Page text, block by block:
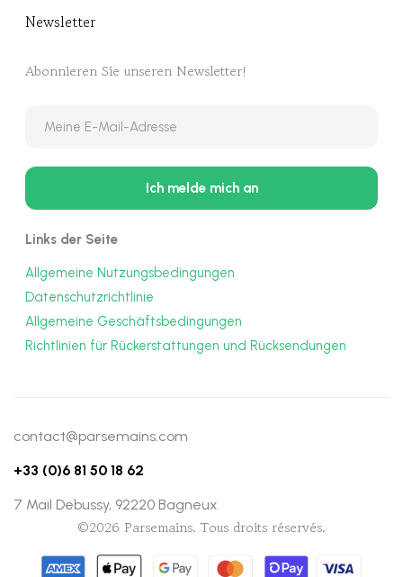
Newsletter
Abonnieren Sie unseren Newsletter!
Links der Seite
Allgemeine Nutzungsbedingungen
Datenschutzrichtlinie
Allgemeine Geschäftsbedingungen
Richtlinien für Rückerstattungen und Rücksendungen
contact@parsemains.com
+33 (0)6 81 50 18 62
7 Mail Debussy, 92220 Bagneux
©2026 Parsemains. Tous droits réservés.